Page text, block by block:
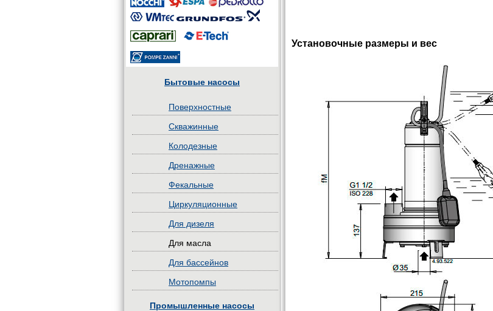
Бытовые насосы
Поверхностные
Скважинные
Колодезные
Дренажные
Фекальные
Циркуляционные
Для дизеля
Для масла
Для бассейнов
Мотопомпы
Промышленные насосы
Установочные размеры и вес